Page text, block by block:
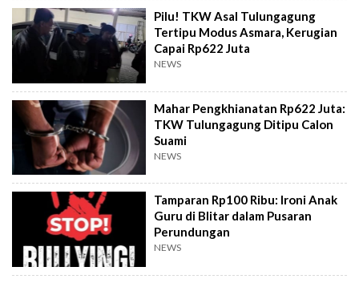
Pilu! TKW Asal Tulungagung
Tertipu Modus Asmara, Kerugian
Capai Rp622 Juta
NEWS
Mahar Pengkhianatan Rp622 Juta:
TKW Tulungagung Ditipu Calon
Suami
NEWS
Tamparan Rp100 Ribu: Ironi Anak
Guru di Blitar dalam Pusaran
Perundungan
NEWS